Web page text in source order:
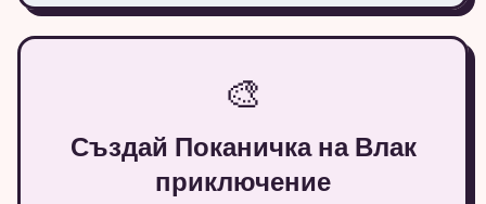
🎨
Създай Поканичка на Влак
приключение